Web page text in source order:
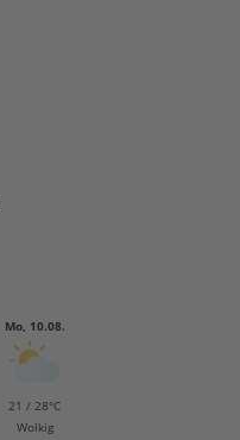
Mo, 10.08.
21 / 28°C
Wolkig